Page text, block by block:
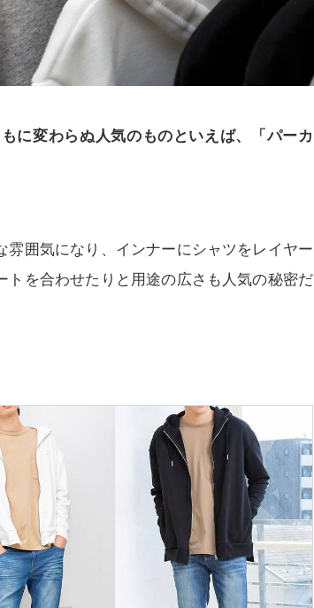
に変わらぬ人気のものといえば、「パーカ
雰囲気になり、インナーにシャツをレイヤー
トを合わせたりと用途の広さも人気の秘密だ